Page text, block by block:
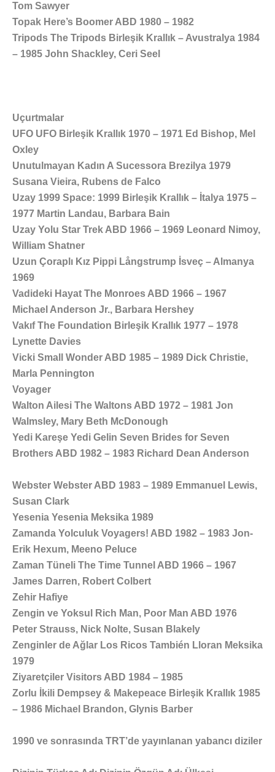
Tom Sawyer
Topak Here’s Boomer ABD 1980 – 1982
Tripods The Tripods Birleşik Krallık – Avustralya 1984
– 1985 John Shackley, Ceri Seel
Uçurtmalar
UFO UFO Birleşik Krallık 1970 – 1971 Ed Bishop, Mel
Oxley
Unutulmayan Kadın A Sucessora Brezilya 1979
Susana Vieira, Rubens de Falco
Uzay 1999 Space: 1999 Birleşik Krallık – İtalya 1975 –
1977 Martin Landau, Barbara Bain
Uzay Yolu Star Trek ABD 1966 – 1969 Leonard Nimoy,
William Shatner
Uzun Çoraplı Kız Pippi Långstrump İsveç – Almanya
1969
Vadideki Hayat The Monroes ABD 1966 – 1967
Michael Anderson Jr., Barbara Hershey
Vakıf The Foundation Birleşik Krallık 1977 – 1978
Lynette Davies
Vicki Small Wonder ABD 1985 – 1989 Dick Christie,
Marla Pennington
Voyager
Walton Ailesi The Waltons ABD 1972 – 1981 Jon
Walmsley, Mary Beth McDonough
Yedi Kareşe Yedi Gelin Seven Brides for Seven
Brothers ABD 1982 – 1983 Richard Dean Anderson
Webster Webster ABD 1983 – 1989 Emmanuel Lewis,
Susan Clark
Yesenia Yesenia Meksika 1989
Zamanda Yolculuk Voyagers! ABD 1982 – 1983 Jon-
Erik Hexum, Meeno Peluce
Zaman Tüneli The Time Tunnel ABD 1966 – 1967
James Darren, Robert Colbert
Zehir Hafiye
Zengin ve Yoksul Rich Man, Poor Man ABD 1976
Peter Strauss, Nick Nolte, Susan Blakely
Zenginler de Ağlar Los Ricos También Lloran Meksika
1979
Ziyaretçiler Visitors ABD 1984 – 1985
Zorlu İkili Dempsey & Makepeace Birleşik Krallık 1985
– 1986 Michael Brandon, Glynis Barber
1990 ve sonrasında TRT’de yayınlanan yabancı diziler